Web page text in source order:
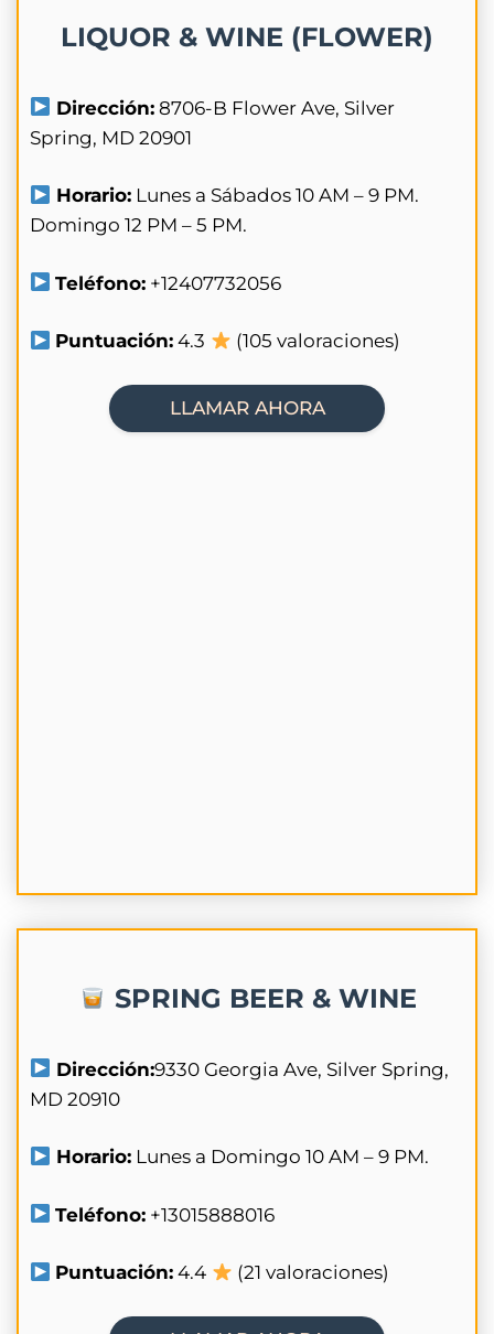
LIQUOR & WINE (FLOWER)
Dirección: 8706-B Flower Ave, Silver
Spring, MD 20901
Horario: Lunes a Sábados 10 AM – 9 PM.
Domingo 12 PM – 5 PM.
Teléfono: +12407732056
Puntuación: 4.3 (105 valoraciones)
LLAMAR AHORA
SPRING BEER & WINE
Dirección:9330 Georgia Ave, Silver Spring,
MD 20910
Horario: Lunes a Domingo 10 AM – 9 PM.
Teléfono: +13015888016
Puntuación: 4.4 (21 valoraciones)